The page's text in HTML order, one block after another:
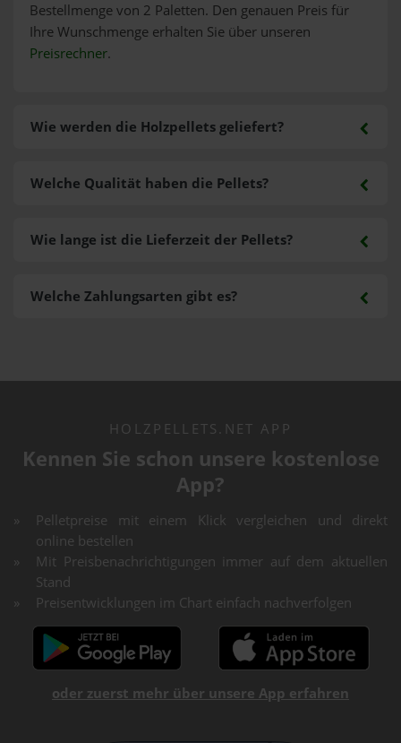
Bestellmenge von 2 Paletten. Den genauen Preis für
Ihre Wunschmenge erhalten Sie über unseren
Preisrechner.
Wie werden die Holzpellets geliefert?
Welche Zahlungsarten gibt es?
Welche Qualität haben die Pellets?
Wie lange ist die Lieferzeit der Pellets?
HOLZPELLETS.NET APP
Kennen Sie schon unsere kostenlose
App?
Pelletpreise mit einem Klick vergleichen und direkt
online bestellen
Mit Preisbenachrichtigungen immer auf dem aktuellen
Stand
Preisentwicklungen im Chart einfach nachverfolgen
oder zuerst mehr über unsere App erfahren